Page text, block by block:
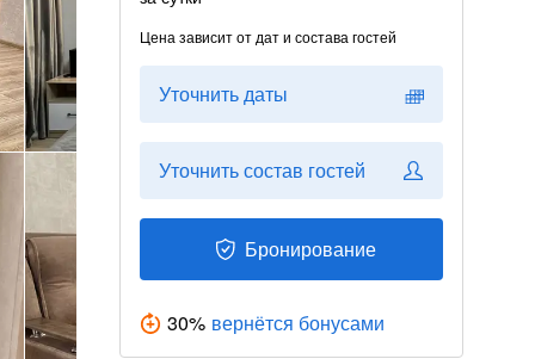
Цена зависит от дат и состава гостей
Уточнить даты
Уточнить состав гостей
Бронирование
30% вернётся бонусами